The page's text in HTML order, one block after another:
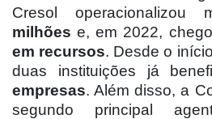
Cresol
milhões e, em 2022,
em recursos. Desde o
duas instituições já
empresas. Além disso, a
segundo principal